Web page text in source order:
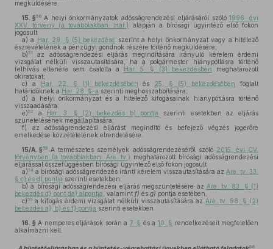
megküldésére.
15. §50 A helyi önkormányzatok adósságrendezési eljárásáról szóló1996. évi
XXV. törvény (a továbbiakban: Har.)
alapján a bírósági ügyintéző első fokon
jogosult
a) a Har. 29. § (5) bekezdése szerint a helyi önkormányzat vagy a hitelező
észrevételének a pénzügyi gondnok részére történő megküldésére;
b)51
az adósságrendezési eljárás megindítására irányuló kérelem érdemi
vizsgálat nélküli visszautasítására, ha a polgármester hiánypótlásra történő
felhívás ellenére sem csatolta a Har. 5. § (3) bekezdésben meghatározott
okiratokat;
c) a Har. 22. § (1) bekezdésében és 25. § (5) bekezdésében foglalt
határidőknek a Har. 28. §-a szerinti meghosszabbítására;
d) a helyi önkormányzat és a hitelező kifogásainak hiánypótlásra történő
visszaadására;
e)52 a Har. 3. § (2) bekezdés b) pontja
szerinti esetekben az eljárás
szünetelésének megállapítására;
f) az adósságrendezési eljárást megindító és befejező végzés jogerőre
emelkedése közzétételének elrendelésére.
15/A. §53 A természetes személyek adósságrendezéséről szóló 2015. évi CV.
törvényben (a továbbiakban: Are. tv.) meghatározott bírósági adósságrendezési
eljárással összefüggésben bírósági ügyintéző első fokon jogosult
a)54 a bírósági adósságrendezés iránti kérelem visszautasítására az Are. tv. 33.
§ c) és d) pontja szerinti esetekben,
b) a bírósági adósságrendezési eljárás megszüntetésére az Are. tv. 83. § (1)
bekezdés d) pont da) alpontja , valamint f) és g) pontja esetében,
c)55 a kifogás érdemi vizsgálat nélküli visszautasítására az Are. tv. 98. § (2)
bekezdés a), b) és f) pontja szerinti esetekben.
16. § A nemperes eljárások során a 7. § és a 10. § rendelkezéseit megfelelően
alkalmazni kell.
56